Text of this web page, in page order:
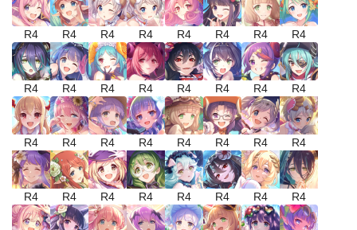
R4 R4 R4 R4 R4 R4 R4 R4
R4 R4 R4 R4 R4 R4 R4 R4
R4 R4 R4 R4 R4 R4 R4 R4
R4 R4 R4 R4 R4 R4 R4 R4